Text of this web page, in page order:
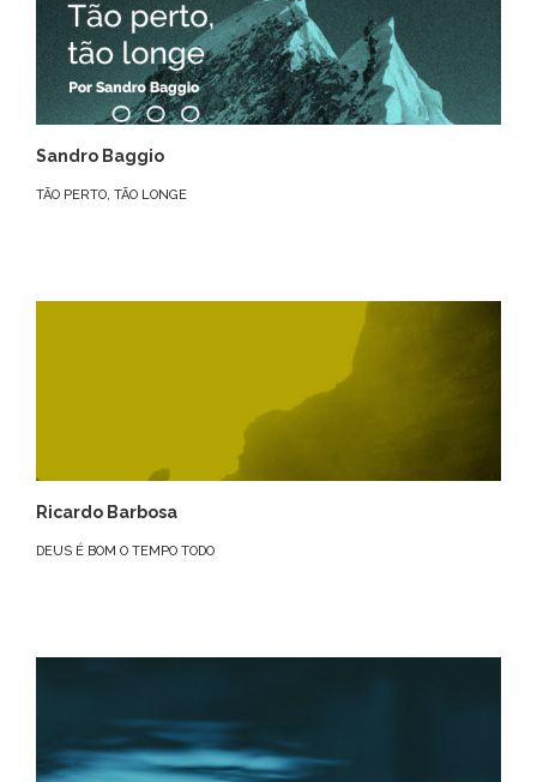
Sandro Baggio
TÃO PERTO, TÃO LONGE
Ricardo Barbosa
DEUS É BOM O TEMPO TODO